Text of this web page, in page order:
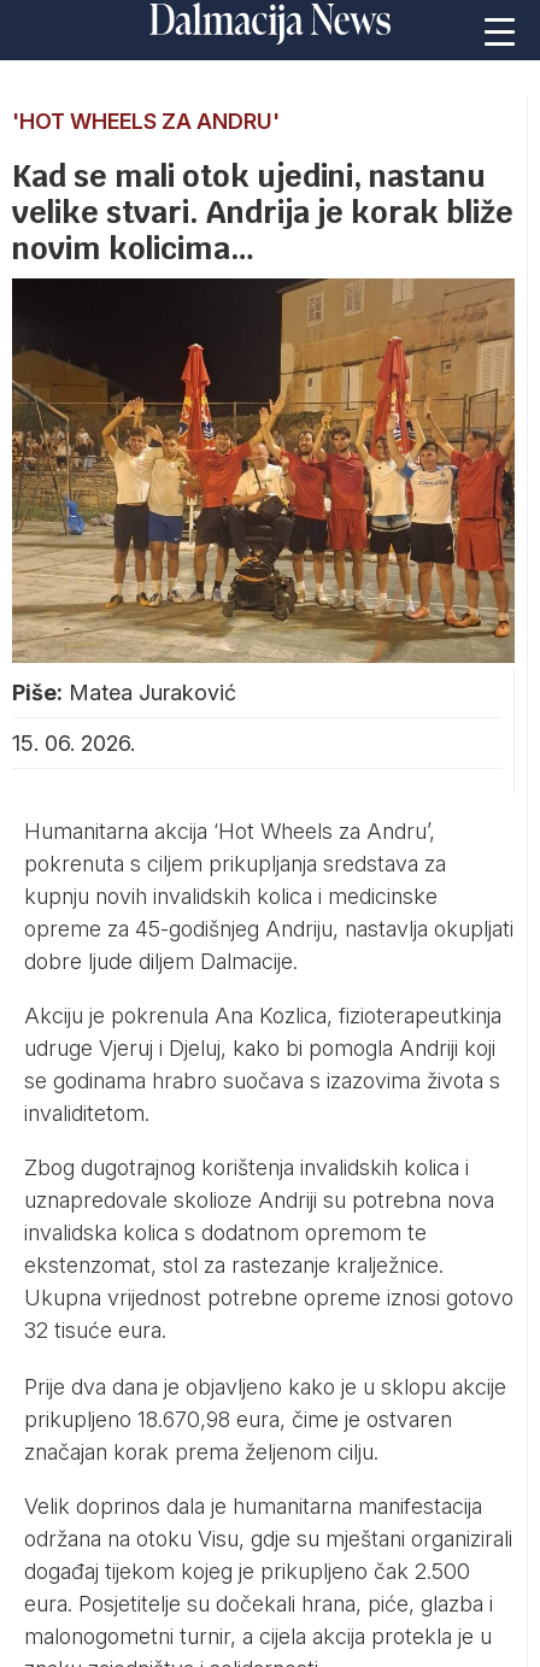
'HOT WHEELS ZA ANDRU'
Kad se mali otok ujedini, nastanu
velike stvari. Andrija je korak bliže
novim kolicima…
Piše: Matea Juraković
15. 06. 2026.
Humanitarna akcija ‘Hot Wheels za Andru’,
pokrenuta s ciljem prikupljanja sredstava za
kupnju novih invalidskih kolica i medicinske
opreme za 45-godišnjeg Andriju, nastavlja okupljati
dobre ljude diljem Dalmacije.
Akciju je pokrenula Ana Kozlica, fizioterapeutkinja
udruge Vjeruj i Djeluj, kako bi pomogla Andriji koji
se godinama hrabro suočava s izazovima života s
invaliditetom.
Zbog dugotrajnog korištenja invalidskih kolica i
uznapredovale skolioze Andriji su potrebna nova
invalidska kolica s dodatnom opremom te
ekstenzomat, stol za rastezanje kralježnice.
Ukupna vrijednost potrebne opreme iznosi gotovo
32 tisuće eura.
Prije dva dana je objavljeno kako je u sklopu akcije
prikupljeno 18.670,98 eura, čime je ostvaren
značajan korak prema željenom cilju.
Velik doprinos dala je humanitarna manifestacija
održana na otoku Visu, gdje su mještani organizirali
događaj tijekom kojeg je prikupljeno čak 2.500
eura. Posjetitelje su dočekali hrana, piće, glazba i
malonogometni turnir, a cijela akcija protekla je u